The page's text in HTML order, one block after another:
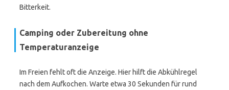
Bitterkeit.
Camping oder Zubereitung ohne
Temperaturanzeige
Im Freien fehlt oft die Anzeige. Hier hilft die Abkühlregel
nach dem Aufkochen. Warte etwa 30 Sekunden für rund